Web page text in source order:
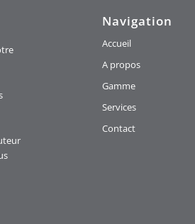
Navigation
Accueil
A propos
Gamme
Services
Contact